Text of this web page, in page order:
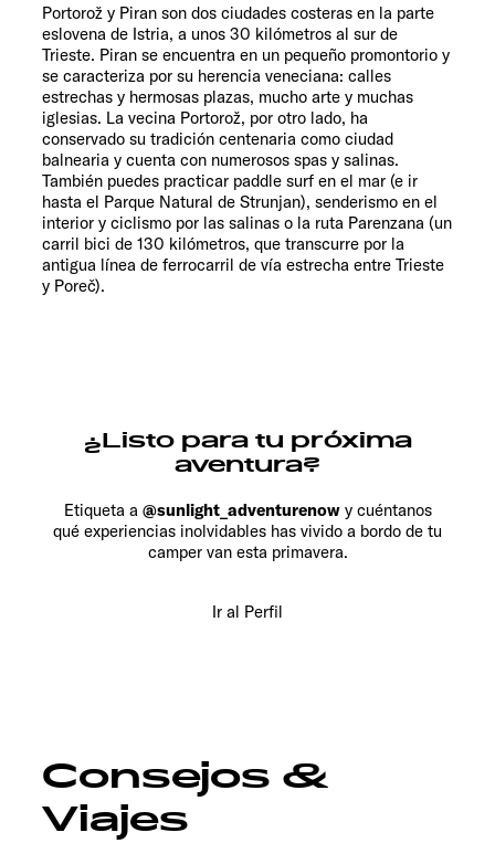
Portorož y Piran son dos ciudades costeras en la parte
eslovena de Istria, a unos 30 kilómetros al sur de
Trieste. Piran se encuentra en un pequeño promontorio y
se caracteriza por su herencia veneciana: calles
estrechas y hermosas plazas, mucho arte y muchas
iglesias. La vecina Portorož, por otro lado, ha
conservado su tradición centenaria como ciudad
balnearia y cuenta con numerosos spas y salinas.
También puedes practicar paddle surf en el mar (e ir
hasta el Parque Natural de Strunjan), senderismo en el
interior y ciclismo por las salinas o la ruta Parenzana (un
carril bici de 130 kilómetros, que transcurre por la
antigua línea de ferrocarril de vía estrecha entre Trieste
y Poreč).
¿Listo para tu próxima
aventura?
Etiqueta a @sunlight_adventurenowy cuéntanos
qué experiencias inolvidables has vivido a bordo de tu
camper van esta primavera.
Ir al Perfil
Consejos &
Viajes